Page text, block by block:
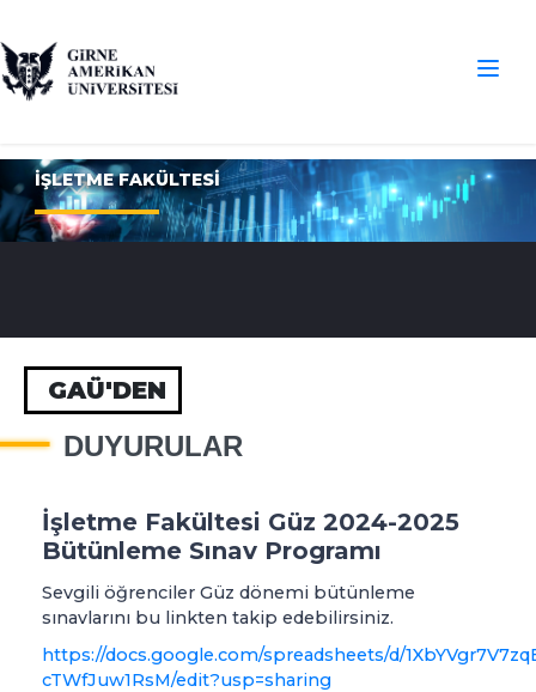
İŞLETME FAKÜLTESİ
GAÜ'DEN
DUYURULAR
İşletme Fakültesi Güz 2024-2025
Bütünleme Sınav Programı
Sevgili öğrenciler Güz dönemi bütünleme
sınavlarını bu linkten takip edebilirsiniz.
https://docs.google.com/spreadsheets/d/
cTWfJuw1RsM/edit?usp=sharing